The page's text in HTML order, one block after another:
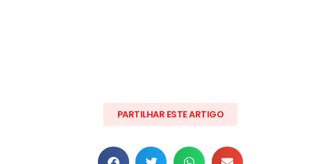
PARTILHAR ESTE ARTIGO